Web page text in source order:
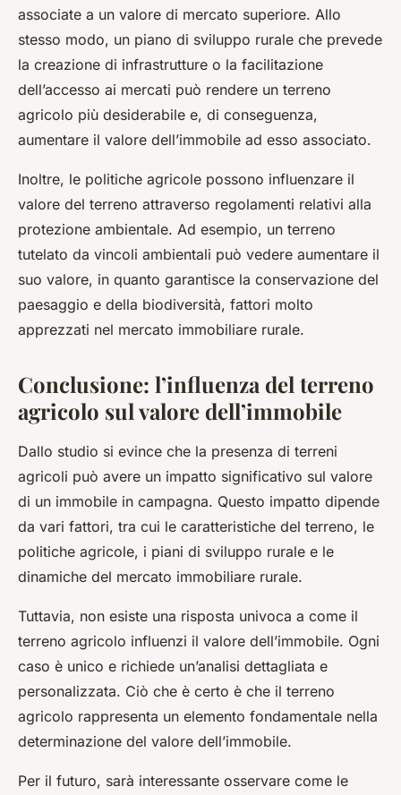
associate a un valore di mercato superiore. Allo
stesso modo, un piano di sviluppo rurale che prevede
la creazione di infrastrutture o la facilitazione
dell’accesso ai mercati può rendere un terreno
agricolo più desiderabile e, di conseguenza,
aumentare il valore dell’immobile ad esso associato.
Inoltre, le politiche agricole possono influenzare il
valore del terreno attraverso regolamenti relativi alla
protezione ambientale. Ad esempio, un terreno
tutelato da vincoli ambientali può vedere aumentare il
suo valore, in quanto garantisce la conservazione del
paesaggio e della biodiversità, fattori molto
apprezzati nel mercato immobiliare rurale.
Conclusione: l’influenza del terreno
agricolo sul valore dell’immobile
Dallo studio si evince che la presenza di terreni
agricoli può avere un impatto significativo sul valore
di un immobile in campagna. Questo impatto dipende
da vari fattori, tra cui le caratteristiche del terreno, le
politiche agricole, i piani di sviluppo rurale e le
dinamiche del mercato immobiliare rurale.
Tuttavia, non esiste una risposta univoca a come il
terreno agricolo influenzi il valore dell’immobile. Ogni
caso è unico e richiede un’analisi dettagliata e
personalizzata. Ciò che è certo è che il terreno
agricolo rappresenta un elemento fondamentale nella
determinazione del valore dell’immobile.
Per il futuro, sarà interessante osservare come le